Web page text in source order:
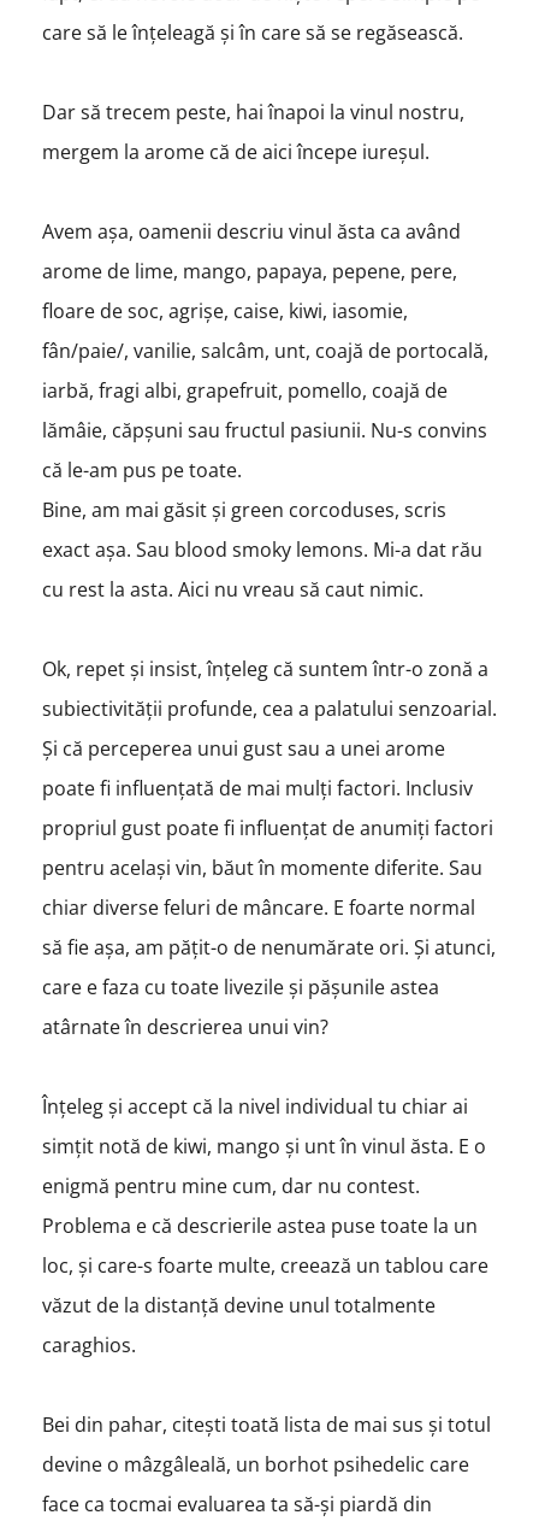
care să le înțeleagă și în care să se regăsească.
Dar să trecem peste, hai înapoi la vinul nostru,
mergem la arome că de aici începe iureșul.
Avem așa, oamenii descriu vinul ăsta ca având
arome de lime, mango, papaya, pepene, pere,
floare de soc, agrișe, caise, kiwi, iasomie,
fân/paie/, vanilie, salcâm, unt, coajă de portocală,
iarbă, fragi albi, grapefruit, pomello, coajă de
lămâie, căpșuni sau fructul pasiunii. Nu-s convins
că le-am pus pe toate.
Bine, am mai găsit și green corcoduses, scris
exact așa. Sau blood smoky lemons. Mi-a dat rău
cu rest la asta. Aici nu vreau să caut nimic.
Ok, repet și insist, înțeleg că suntem într-o zonă a
subiectivității profunde, cea a palatului senzoarial.
Și că perceperea unui gust sau a unei arome
poate fi influențată de mai mulți factori. Inclusiv
propriul gust poate fi influențat de anumiți factori
pentru același vin, băut în momente diferite. Sau
chiar diverse feluri de mâncare. E foarte normal
să fie așa, am pățit-o de nenumărate ori. Și atunci,
care e faza cu toate livezile și pășunile astea
atârnate în descrierea unui vin?
Înțeleg și accept că la nivel individual tu chiar ai
simțit notă de kiwi, mango și unt în vinul ăsta. E o
enigmă pentru mine cum, dar nu contest.
Problema e că descrierile astea puse toate la un
loc, și care-s foarte multe, creează un tablou care
văzut de la distanță devine unul totalmente
caraghios.
Bei din pahar, citești toată lista de mai sus și totul
devine o mâzgâleală, un borhot psihedelic care
face ca tocmai evaluarea ta să-și piardă din